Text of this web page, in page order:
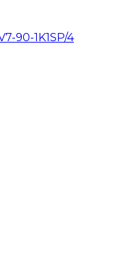
90-1K1SP/4